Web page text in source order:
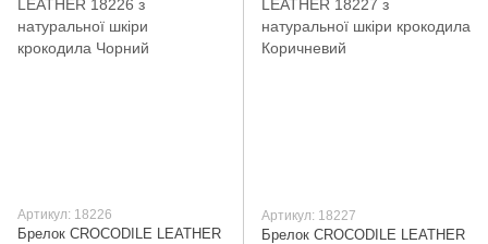
Артикул: 18226
Брелок CROCODILE LEATHER
Артикул: 18227
Брелок CROCODILE LEATHER